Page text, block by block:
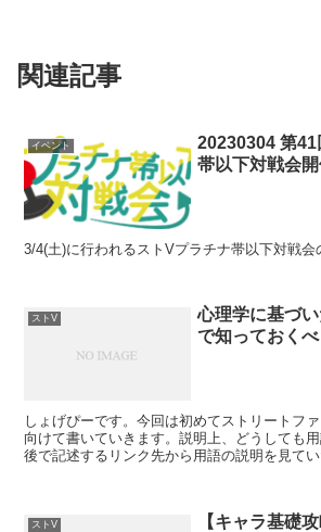
関連記事
イベント
20230304 第
帯以下対戦会
3/4(土)に行われるストVプラチナ帯以下対戦会
ストV
心理学に基づ
で知っておく
しょげぴーです。今回は初めてストリートフ
向けて書いていきます。説明上、どうしても
後で記述するリンク先から用語の説明を見て
ストV
【キャラ基礎